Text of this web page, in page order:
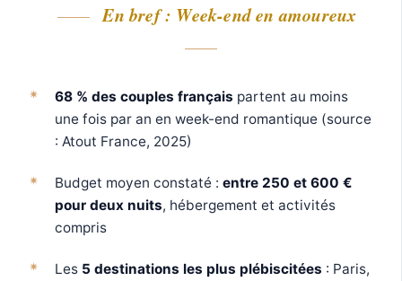
En bref : Week-end en amoureux
68 % des couples français partent au moins
une fois par an en week-end romantique (source
: Atout France, 2025)
Budget moyen constaté : entre 250 et 600 €
pour deux nuits, hébergement et activités
compris
Les 5 destinations les plus plébiscitées : Paris,